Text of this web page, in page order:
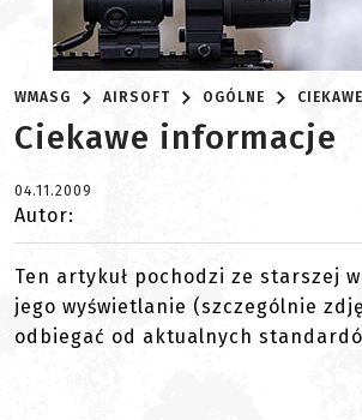
WMASG AIRSOFT OGÓLNE
Ciekawe informacje
04.11.2009
Autor:
Ten artykuł pochodzi ze starszej
jego wyświetlanie (szczególnie
odbiegać od aktualnych